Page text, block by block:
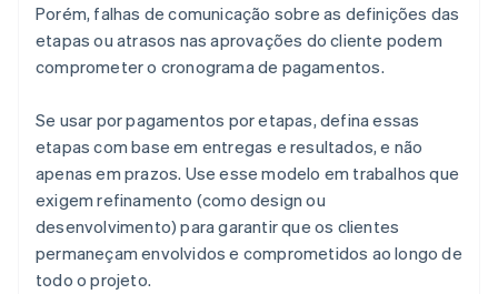
Porém, falhas de comunicação sobre as definições das
etapas ou atrasos nas aprovações do cliente podem
comprometer o cronograma de pagamentos.
Se usar por pagamentos por etapas, defina essas
etapas com base em entregas e resultados, e não
apenas em prazos. Use esse modelo em trabalhos que
exigem refinamento (como design ou
desenvolvimento) para garantir que os clientes
permaneçam envolvidos e comprometidos ao longo de
todo o projeto.